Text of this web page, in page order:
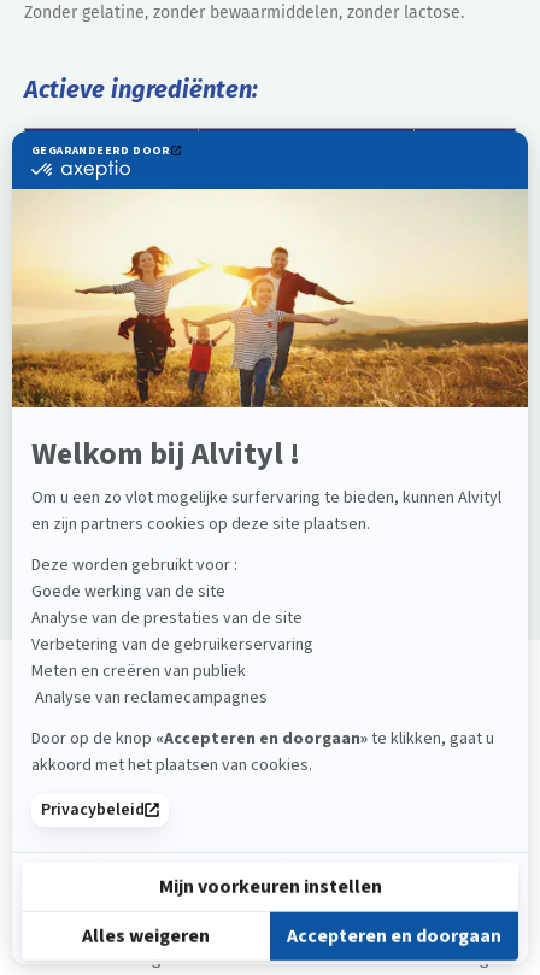
Zonder gelatine, zonder bewaarmiddelen, zonder lactose.
Actieve ingrediënten:
Actieve Ingrediënten
Vitamine B1 1,1 mg
100%
Vitamine B3 (PP)
16 mg
Vitamine B6
1,4 mg
Vitamine B8
50 µg
100%
Vitamine C
80 mg
100%
Vitamine D3
5 µg
100%
Vitamine E
12 mg
100%
Selenium
8,2 µg
*VWR = Voedingsreferentiewaarden
> Alles te weten komen over vitamines
Hoe neemt u Alvityl Vitaliteit Gummies 10
Vitamines in?
Kinderen vanaf 4 jaar, adolescenten, volwassenen: 2
gummies per dag.
Aanbevolen kuur van 3 weken, herhaal indien nodig. Kan in elk
Dient te worden gebruikt als onderdeel van een evenwichtige